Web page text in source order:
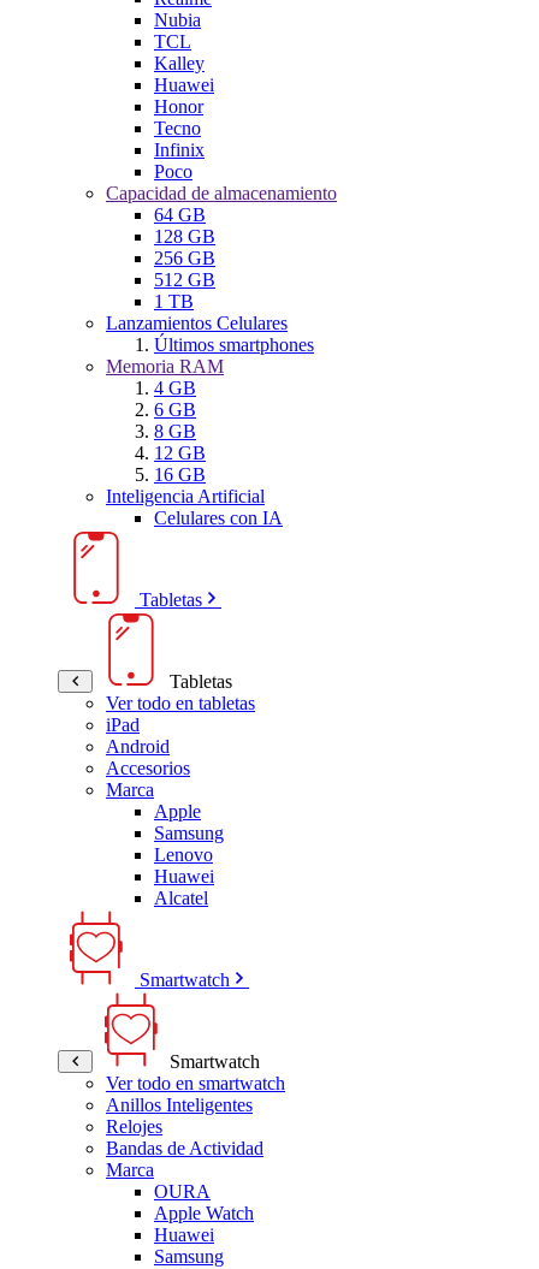
Nubia
TCL
Kalley
Huawei
Honor
Tecno
Infinix
Poco
Capacidad de almacenamiento
64 GB
128 GB
256 GB
512 GB
1 TB
Lanzamientos Celulares
Últimos smartphones
Memoria RAM
4 GB
6 GB
8 GB
12 GB
16 GB
Inteligencia Artificial
Celulares con IA
Tabletas
Tabletas
Ver todo en tabletas
iPad
Android
Accesorios
Marca
Apple
Samsung
Lenovo
Huawei
Alcatel
Smartwatch
Smartwatch
Ver todo en smartwatch
Anillos Inteligentes
Relojes
Bandas de Actividad
Marca
OURA
Apple Watch
Huawei
Samsung